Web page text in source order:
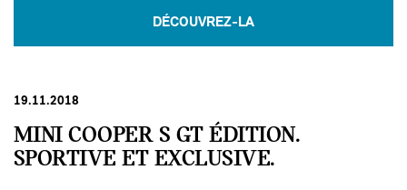
DÉCOUVREZ-LA
19.11.2018
MINI COOPER S GT ÉDITION.
SPORTIVE ET EXCLUSIVE.